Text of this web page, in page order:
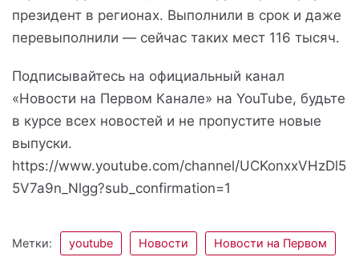
президент в регионах. Выполнили в срок и даже
перевыполнили — сейчас таких мест 116 тысяч.
Подписывайтесь на официальный канал
«Новости на Первом Канале» на YouTube, будьте
в курсе всех новостей и не пропустите новые
выпуски.
https://www.youtube.com/channel/UCKonxxVHzDl5
5V7a9n_Nlgg?sub_confirmation=1
Метки: youtube Новости Новости на Первом